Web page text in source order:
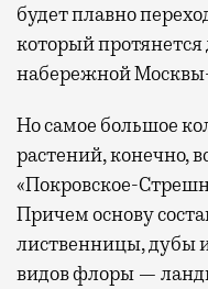
будет плавно
который протянется
набережной
Но самое большое
растений, конечно,
«Покровское-
Причем основу
лиственницы, дубы
видов флоры —